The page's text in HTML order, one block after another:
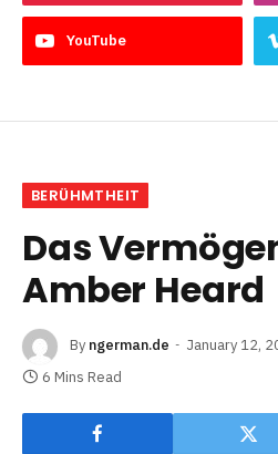
YouTube
BERÜHMTHEIT
Das
Amber Heard
By ngerman.de January 12,
6 Mins Read